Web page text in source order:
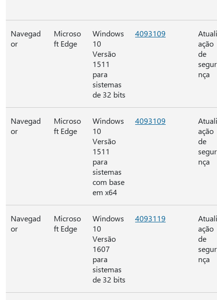
Navegad
or
Microso
ft Edge
Windows
10
Versão
1511
para
sistemas
de 32 bits
4093109
ação
de
nça
Navegad
or
Microso
ft Edge
Windows
10
Versão
1511
para
sistemas
com base
em x64
4093109
ação
de
nça
Navegad
or
Microso
ft Edge
Windows
10
Versão
1607
para
sistemas
de 32 bits
4093119
ação
de
nça